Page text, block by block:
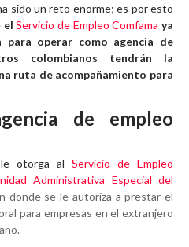
sido un reto enorme; es por esto
elServicio de Empleo Comfama ya
operar como agencia de
colombianos tendrán la
ruta de acompañamiento para
de empleo
otorga al Servicio de Empleo
Administrativa Especial del
donde se le autoriza a prestar el
para empresas en el extranjero